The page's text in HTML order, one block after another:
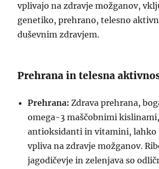
vplivajo na zdravje možganov,
genetiko, prehrano, telesno
duševnim zdravjem.
Prehrana in telesna
Prehrana: Zdrava prehrana,
omega-3 maščobnimi kislinami,
antioksidanti in vitamini, lahko
vpliva na zdravje možganov.
jagodičevje in zelenjava so